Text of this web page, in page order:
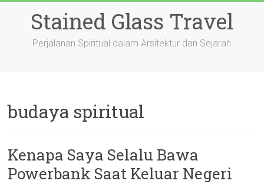
Stained Glass Travel
Perjalanan Spiritual dalam Arsitektur dan Sejarah
budaya spiritual
Kenapa Saya Selalu Bawa
Powerbank Saat Keluar Negeri